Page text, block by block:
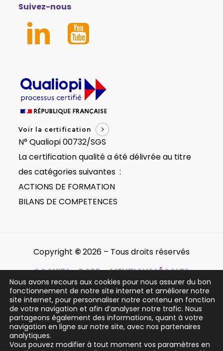
Suivez-nous
Voir la certification
N° Qualiopi 00732/SGS
La certification qualité a été délivrée au titre
des catégories suivantes :
ACTIONS DE FORMATION
BILANS DE COMPETENCES
Copyright ©2026– Tous droits réservés
COOKIES – RGPD – MENTIONS LÉGALES
Politique de gestion des cookies
Politique de protection de la vie privée
Mentions légales
Nous avons recours aux cookies pour nous assurer du bon
fonctionnement de notre site internet et améliorer notre
site internet, pour personnaliser notre contenu en fonction
de votre navigation et afin d’analyser notre trafic. Nous
partageons également des informations, quant à votre
navigation en ligne sur notre site, avec nos partenaires
analytiques.
Vous pouvez modifier à tout moment vos paramètres en